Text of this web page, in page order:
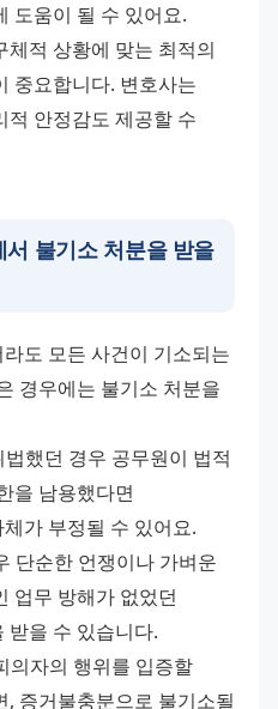
도움이 될 수 있어요.
체적 상황에 맞는 최적의
중요합니다. 변호사는
적 안정감도 제공할 수
서 불기소 처분을 받을
도 모든 사건이 기소되는
경우에는 불기소 처분을
했던 경우 공무원이 법적
을 남용했다면
가 부정될 수 있어요.
단순한 언쟁이나 가벼운
업무 방해가 없었던
받을 수 있습니다.
의자의 행위를 입증할
증거불충분으로 불기소될